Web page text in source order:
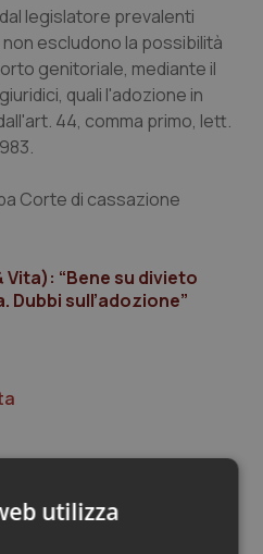
legislatore prevalenti
escludono la possibilità
genitoriale, mediante il
quali l'adozione in
44, comma primo, lett.
Corte di cassazione
“Bene su divieto
sull’adozione”
utilizza